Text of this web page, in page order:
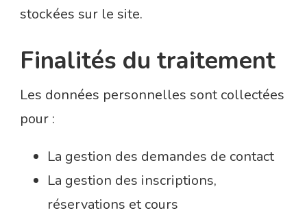
stockées sur le site.
Finalités du traitement
Les données personnelles sont collectées
pour :
La gestion des demandes de contact
La gestion des inscriptions,
réservations et cours